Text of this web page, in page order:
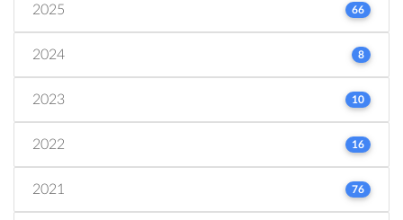
2025 66
2024 8
2023 10
2022 16
2021 76